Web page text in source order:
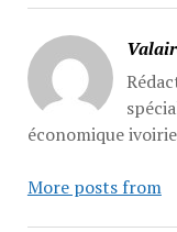
économique
More posts from